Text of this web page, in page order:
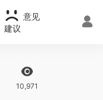
意见
建议
10,971